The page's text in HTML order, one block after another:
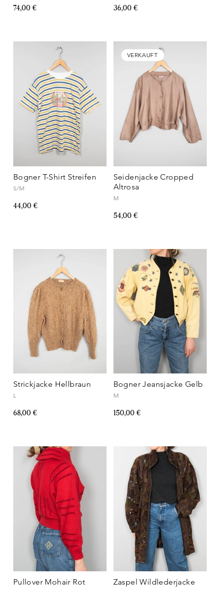
74,00 € 36,00 €
Bogner T-Shirt Streifen
S/M
44,00 €
VERKAUFT
Seidenjacke Cropped
Altrosa
M
54,00 €
Strickjacke Hellbraun
L
68,00 €
Bogner Jeansjacke Gelb
M
150,00 €
Pullover Mohair Rot Zaspel Wildlederjacke